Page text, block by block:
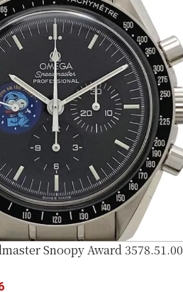
Snoopy Award 3578.51.00